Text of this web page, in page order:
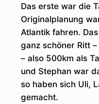
Das erste war die
Originalplanung
Atlantik fahren.
ganz schöner Ritt
– also 500km als
und Stephan war
so haben sich Uli,
gemacht.